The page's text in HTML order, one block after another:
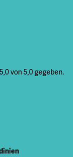
von 5,0 gegeben.